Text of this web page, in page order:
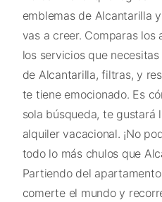
emblemas de Alcantarilla
vas a creer. Comparas
los servicios que
de Alcantarilla, filtras, y
te tiene emocionado. Es
sola búsqueda, te gustará
alquiler vacacional. ¡No
todo lo más chulos que
Partiendo del
comerte el mundo y